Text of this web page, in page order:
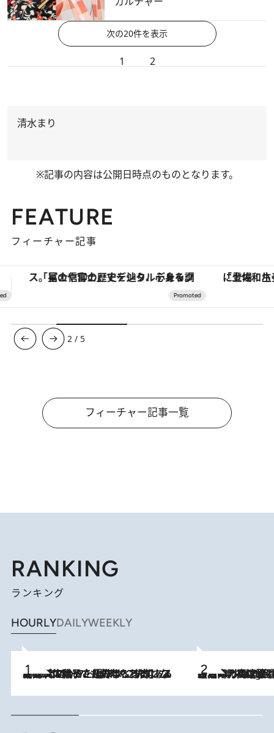
次の20件を表示
1 2
清水まり
※記事の内容は公開日時点のものとなります。
FEATURE
フィーチャー記事
「土佐和ハーブかき氷」がOMO7高知に登場！生姜、山椒、大葉など目にも舌にも涼を呼ぶ郷土の味 【夏限定ディナーコース】旬を
3 / 5
フィーチャー記事一覧
RANKING
ランキング
HOURLYDAILYWEEKLY
2026.8.5
【阿川佐和子さんの年とる力】なぜ70代で始めた趣味は“こんなに楽しい”のか？ ピアノ、俳句…スランプに陥っても続けられる“ある秘訣”とは 2 Hours Ago
「湘南乃風に憧れて」観客大盛上がりの“タオル回し”に、ラッパー顔負けの高速歌唱まで…さだまさし（74）のアグレッシブすぎる現在地